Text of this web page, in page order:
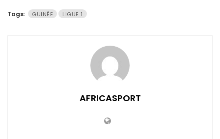
Tags: GUINÉE LIGUE 1
AFRICASPORT